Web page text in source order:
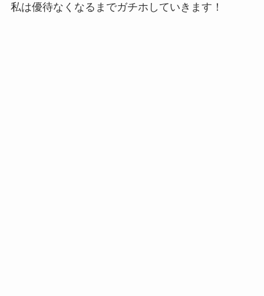
私は優待なくなるまでガチホしていきます！